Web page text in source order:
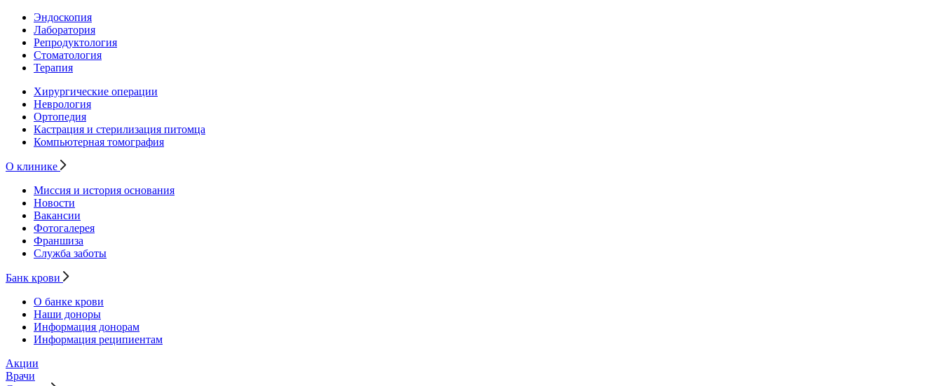
Эндоскопия
Лаборатория
Репродуктология
Стоматология
Терапия
Хирургические операции
Неврология
Ортопедия
Кастрация и стерилизация питомца
Компьютерная томография
О клинике
Миссия и история основания
Новости
Вакансии
Фотогалерея
Франшиза
Служба заботы
Банк крови
О банке крови
Наши доноры
Информация донорам
Информация реципиентам
Акции
Врачи